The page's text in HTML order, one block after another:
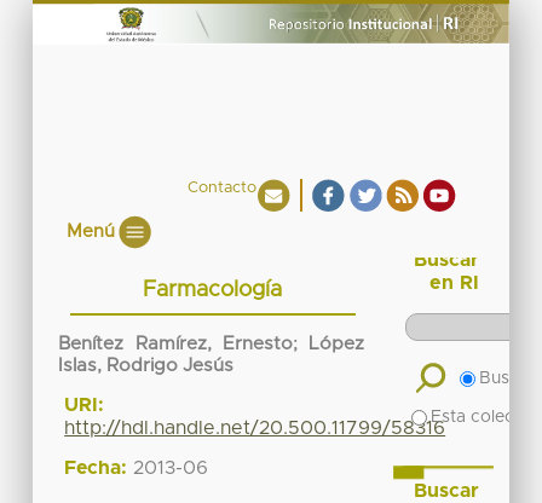
Contacto
Menú
Farmacología
Benítez Ramírez, Ernesto;
López
Islas, Rodrigo Jesús
URI:
http://hdl.handle.net/20.500.11799/58316
Fecha: 2013-06
Buscar
en RI
Buscar
Esta
Buscar